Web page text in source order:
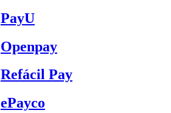
PayU
Openpay
Refácil Pay
ePayco